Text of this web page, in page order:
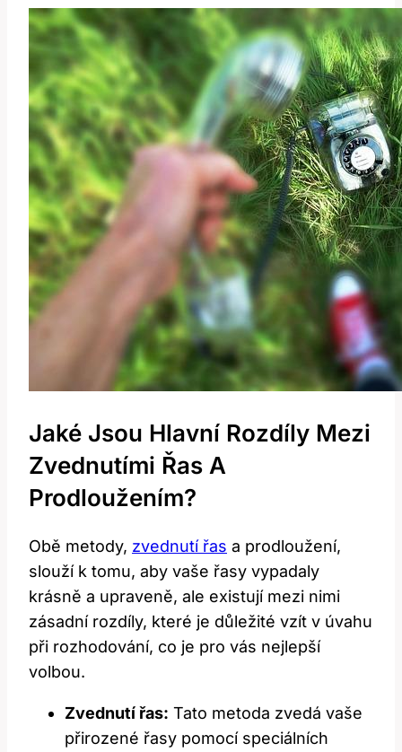
Jaké Jsou Hlavní Rozdíly Mezi
Zvednutími Řas A
Prodloužením?
Obě metody, zvednutí řas a prodloužení,
slouží k tomu, aby vaše řasy vypadaly
krásně a upraveně, ale existují mezi nimi
zásadní rozdíly, které je důležité vzít v úvahu
při rozhodování, co je pro vás nejlepší
volbou.
Zvednutí řas: Tato metoda zvedá vaše
přirozené řasy pomocí speciálních